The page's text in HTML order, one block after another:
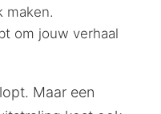
maken.
om jouw verhaal
Maar een